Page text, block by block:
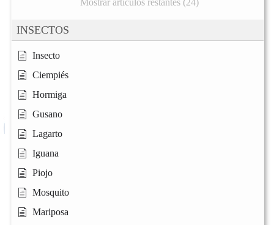
INSECTOS
Insecto
Ciempiés
Hormiga
Gusano
Lagarto
Iguana
Piojo
Mosquito
Mariposa